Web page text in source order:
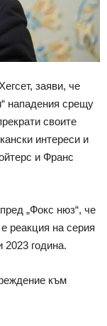
заяви, че
нападения срещу
своите
интереси и
и Франс
„Фокс нюз“, че
реакция на серия
2023 година.
към